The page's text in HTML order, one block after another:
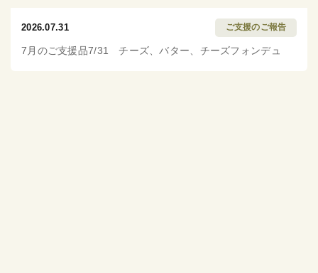
2026.07.31 ご支援のご報告
7月のご支援品7/31 チーズ、バター、チーズフォンデュ